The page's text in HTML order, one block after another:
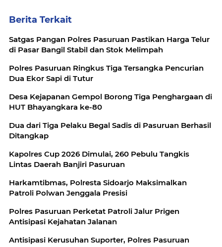
Berita Terkait
Satgas Pangan Polres Pasuruan Pastikan Harga Telur
di Pasar Bangil Stabil dan Stok Melimpah
Polres Pasuruan Ringkus Tiga Tersangka Pencurian
Dua Ekor Sapi di Tutur
Desa Kejapanan Gempol Borong Tiga Penghargaan di
HUT Bhayangkara ke-80
Dua dari Tiga Pelaku Begal Sadis di Pasuruan Berhasil
Ditangkap
Kapolres Cup 2026 Dimulai, 260 Pebulu Tangkis
Lintas Daerah Banjiri Pasuruan
Harkamtibmas, Polresta Sidoarjo Maksimalkan
Patroli Polwan Jenggala Presisi
Polres Pasuruan Perketat Patroli Jalur Prigen
Antisipasi Kejahatan Jalanan
Antisipasi Kerusuhan Suporter, Polres Pasuruan